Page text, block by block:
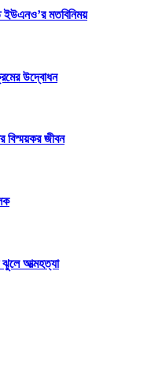
ইউএনও’র মতবিনিময়
উদ্বোধন
বিস্ময়কর জীবন
ঝুলে আত্মহত্যা